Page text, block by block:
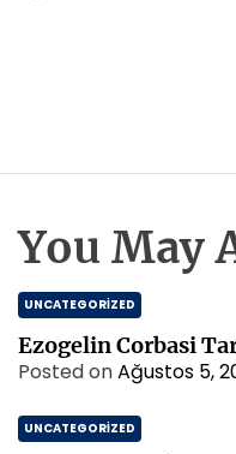
You May
UNCATEGORIZED
Ezogelin Corbasi
Posted onAğustos 5,
UNCATEGORIZED